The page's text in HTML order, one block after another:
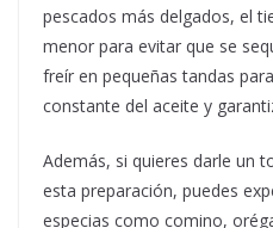
pescados más delgados, el
menor para evitar que se
freír en pequeñas tandas
constante del aceite y
Además, si quieres darle un
esta preparación, puedes
especias como comino,